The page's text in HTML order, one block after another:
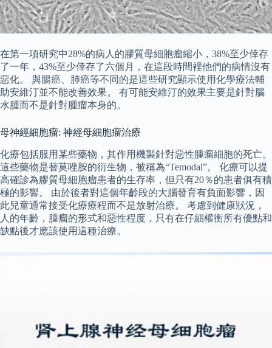
在第一項研究中28%的病人的膠質母細胞瘤縮小，38%至少倖存
了一年，43%至少倖存了六個月，在這段時間裡他們的病情沒有
惡化。 與腸癌、肺癌等不同的是這些研究顯示使用化學療法輔
助安維汀並不能改善效果。 有可能安維汀的效果主要是針對腦
水腫而不是針對腫瘤本身的。
母神經細胞瘤: 神經母細胞瘤治療
化療包括服用某些藥物，其作用機製針對惡性腫瘤細胞的死亡。
這些藥物是替莫唑胺的衍生物，被稱為“Temodal”。 化療可以提
高確診為膠質母細胞瘤患者的生存率，但只有20％的患者俱有積
極的影響。 由於後者對這個年齡段的大腦發育有負面影響，因
此兒童通常接受化療療程而不是放射治療。 考慮到健康狀況，
人的年齡，腫瘤的形式和惡性程度，只有在仔細權衡所有優點和
缺點後才應該使用這種治療。